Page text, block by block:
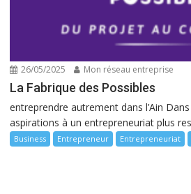
26/05/2025 Mon réseau entreprise
La Fabrique des Possibles
entreprendre autrement dans l’Ain
aspirations à un entrepreneuriat plus
Business Entrepreneur Entrepreneuriat